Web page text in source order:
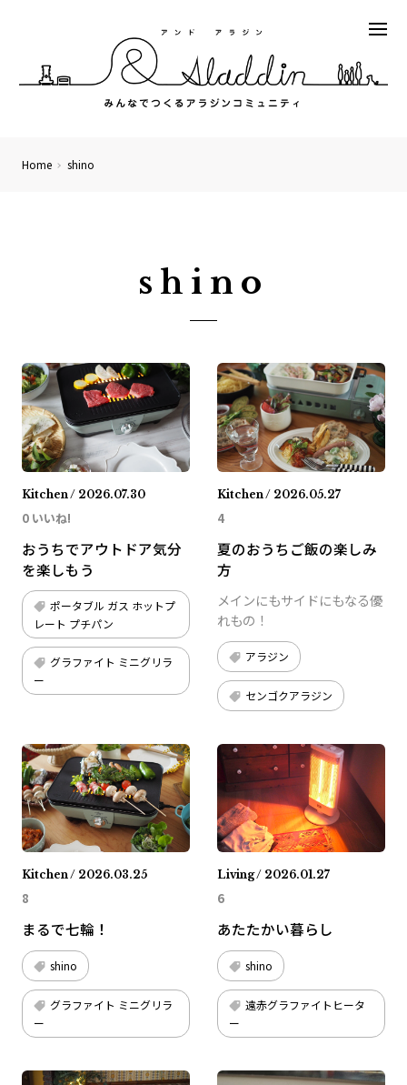
Home shino
shino
Kitchen / 2026.07.30
0 いいね!
おうちでアウトドア気分
を楽しもう
ポータブル ガス ホットプ
レート プチパン
グラファイト ミニグリラ
ー
Kitchen / 2026.05.27
4
夏のおうちご飯の楽しみ
方
メインにもサイドにもなる優
れもの！
アラジン
センゴクアラジン
Kitchen / 2026.03.25
8
まるで七輪！
shino
グラファイト ミニグリラ
ー
Living / 2026.01.27
6
あたたかい暮らし
shino
遠赤グラファイトヒータ
ー